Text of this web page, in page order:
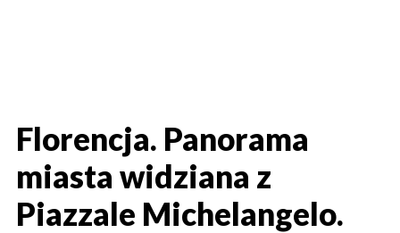
Florencja. Panorama
miasta widziana z
Piazzale Michelangelo.